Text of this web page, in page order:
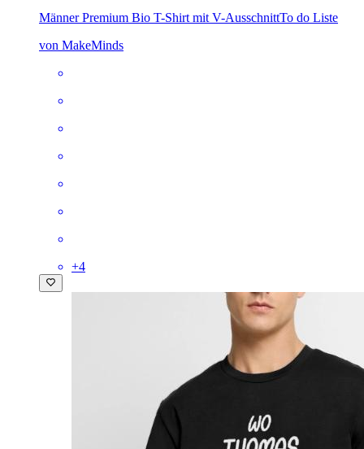
Männer Premium Bio T-Shirt mit V-AusschnittTo do Liste
von MakeMinds
+4